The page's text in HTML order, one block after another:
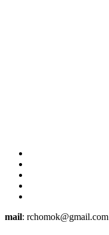
mail: rchomok@gmail.com